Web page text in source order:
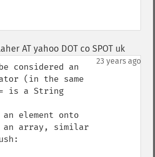
AT yahoo DOT co SPOT uk¶
23 years ago
considered an
(in the same
is a String
element onto
an array, similar